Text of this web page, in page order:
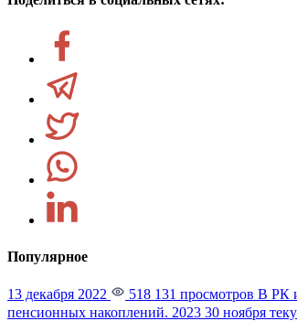
Популярное
13 декабря 2022 518 131 просмотров В РК
пенсионных накоплений. 2023 30 ноября